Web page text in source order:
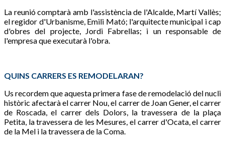
La reunió comptarà amb l'assistència de l'Alcalde, Martí Vallès;
el regidor d'Urbanisme, Emili Mató; l'arquitecte municipal i cap
d'obres del projecte, Jordi Fabrellas; i un responsable de
l'empresa que executarà l'obra.
QUINS CARRERS ES REMODELARAN?
Us recordem que aquesta primera fase de remodelació del nucli
històric afectarà el carrer Nou, el carrer de Joan Gener, el carrer
de Roscada, el carrer dels Dolors, la travessera de la plaça
Petita, la travessera de les Mesures, el carrer d'Ocata, el carrer
de la Mel i la travessera de la Coma.